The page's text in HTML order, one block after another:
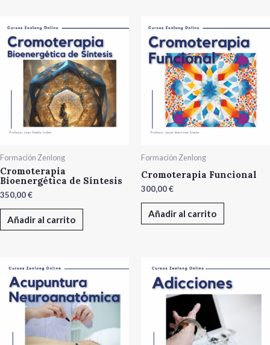
Formación Zenlong
Cromoterapia
Bioenergética de Síntesis
350,00€
Añadir al carrito
Formación Zenlong
Cromoterapia Funcional
300,00€
Añadir al carrito